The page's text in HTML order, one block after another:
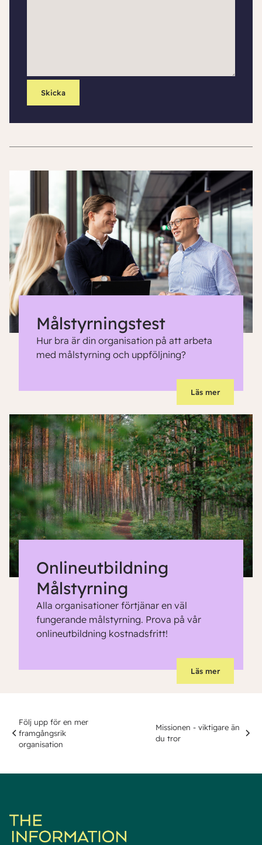
Målstyrningstest
Hur bra är din organisation på att arbeta
med målstyrning och uppföljning?
Läs mer
Onlineutbildning
Målstyrning
Alla organisationer förtjänar en väl
fungerande målstyrning. Prova på vår
onlineutbildning kostnadsfritt!
Läs mer
Följ upp för en mer
framgångsrik
organisation
Missionen - viktigare än
du tror